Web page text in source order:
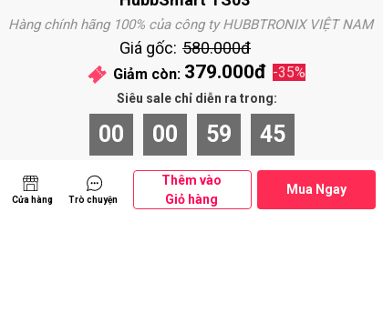
Siêu sale chỉ diễn ra trong:
00 00 59 44
580.000đ
Giá gốc:
Hàng chính hãng 100% của công ty HUBBTRONIX VIỆT NAM
379.000đ
Giảm còn: -35%
Mua Ngay
Thêm vào
Giỏ hàng
Cửa hàng Trò chuyện